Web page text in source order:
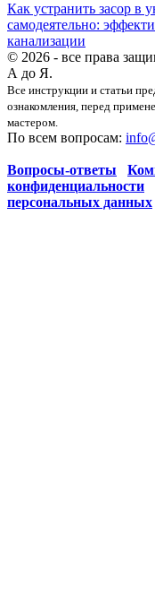
Как устранить засор в
самодеятельно:
канализации
© 2026 - все права
А до Я.
Все инструкции и статьи
ознакомления, перед
мастером.
По всем вопросам:
Вопросы-ответы
конфиденциальности
персональных данных